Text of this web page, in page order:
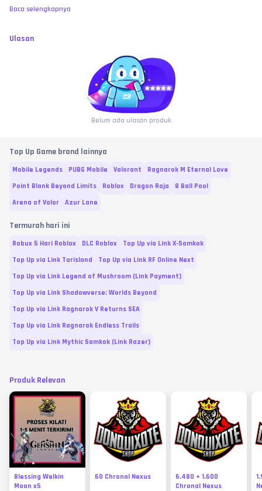
Baca selengkapnya
Ulasan
Belum ada ulasan produk
Top Up Game brand lainnya
Mobile Legends PUBG Mobile Valorant
Ragnarok M Eternal Love
Point Blank Beyond Limits
Roblox Dragon Raja
8 Ball Pool
Arena of Valor
Azur Lane
Termurah hari ini
Robux 5 Hari Roblox DLC Roblox
Top Up via Link X-Samkok
Top Up via Link Tarisland
Top Up via Link RF Online Next
Top Up via Link Legend of Mushroom (Link Payment)
Top Up via Link Shadowverse: Worlds Beyond
Top Up via Link Ragnarok V Returns SEA
Top Up via Link Ragnarok Endless Trails
Top Up via Link Mythic Samkok (Link Razer)
Produk Relevan
Blessing Welkin
Moon x5
60 Chronal Nexus
6.480 + 1.600
Chronal Nexus